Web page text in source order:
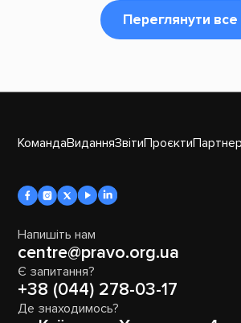
Переглянути все
КомандаВиданняЗвітиПроєкти
Напишіть нам
centre@pravo.org.ua
Є запитання?
+38 (044) 278-03-17
Де знаходимось?